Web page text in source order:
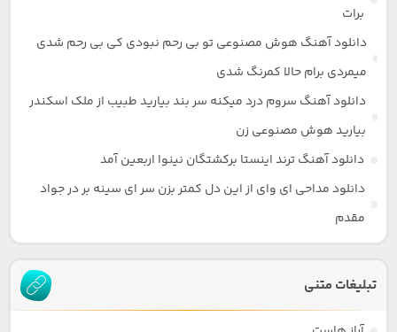
برات
دانلود آهنگ هوش مصنوعی تو بی رحم نبودی کی بی رحم شدی
میمردی برام حالا کمرنگ شدی
دانلود آهنگ سروم درد میکنه سر بند بیارید طبیب از ملک اسکندر
بیارید هوش مصنوعی زن
دانلود آهنگ ترند اینستا برکشتگان نینوا اربعین آمد
دانلود مداحی ای وای از این دل کمتر بزن سر ای سینه بر در جواد
مقدم
تبلیغات متنی